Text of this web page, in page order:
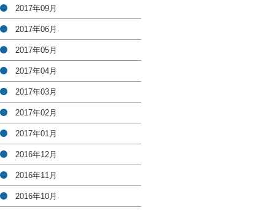
2017年09月
2017年06月
2017年05月
2017年04月
2017年03月
2017年02月
2017年01月
2016年12月
2016年11月
2016年10月